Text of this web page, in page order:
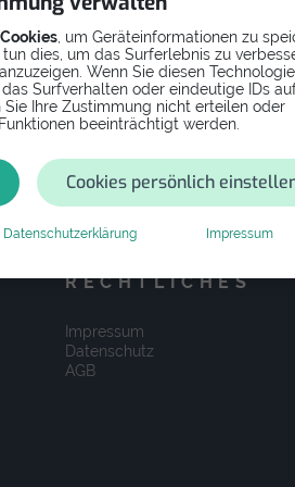
Cookies , um Geräteinformationen zu
dies, um das Surferlebnis zu
Wenn Sie diesen
Surfverhalten oder eindeutige IDs
Ihre Zustimmung nicht erteilen oder
beeinträchtigt werden.
Cookies persönlich
Datenschutzerklärung Impressum
RECHTLICHES
Impressum
Datenschutz
AGB